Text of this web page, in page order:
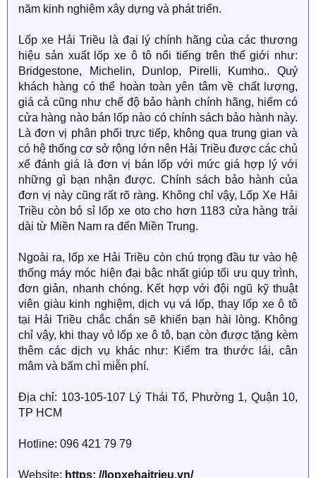
năm kinh nghiệm xây dựng và phát triển.
Lốp xe Hải Triều là đại lý chính hãng của các thương
hiệu sản xuất lốp xe ô tô nổi tiếng trên thế giới như:
Bridgestone, Michelin, Dunlop, Pirelli, Kumho.. Quý
khách hàng có thể hoàn toàn yên tâm về chất lượng,
giá cả cũng như chế độ bảo hành chính hãng, hiếm có
cửa hàng nào bán lốp nào có chính sách bảo hành này.
Là đơn vị phân phối trực tiếp, không qua trung gian và
có hệ thống cơ sở rộng lớn nên Hải Triều được các chủ
xế đánh giá là đơn vị bán lốp với mức giá hợp lý với
những gì bạn nhận được. Chính sách bảo hành của
đơn vị này cũng rất rõ ràng. Không chỉ vậy, Lốp Xe Hải
Triều còn bỏ sỉ lốp xe oto cho hơn 1183 cửa hàng trải
dài từ Miền Nam ra đến Miền Trung.
Ngoài ra, lốp xe Hải Triều còn chú trọng đầu tư vào hệ
thống máy móc hiện đại bậc nhất giúp tối ưu quy trình,
đơn giản, nhanh chóng. Kết hợp với đội ngũ kỹ thuật
viên giàu kinh nghiệm, dịch vụ vá lốp, thay lốp xe ô tô
tại Hải Triều chắc chắn sẽ khiến bạn hài lòng. Không
chỉ vậy, khi thay vỏ lốp xe ô tô, bạn còn được tặng kèm
thêm các dịch vụ khác như: Kiểm tra thước lái, cân
mâm và bấm chì miễn phí.
Địa chỉ: 103-105-107 Lý Thái Tổ, Phường 1, Quận 10,
TP HCM
Hotline: 096 421 79 79
Website: https: //lopxehaitrieu.vn/